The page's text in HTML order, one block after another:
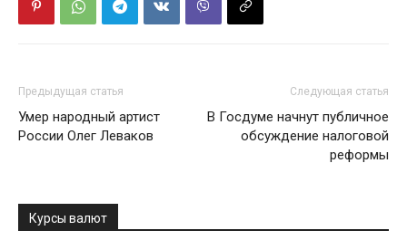
Предыдущая статья
Умер народный артист
России Олег Леваков
Следующая статья
В Госдуме начнут публичное
обсуждение налоговой
реформы
Курсы валют